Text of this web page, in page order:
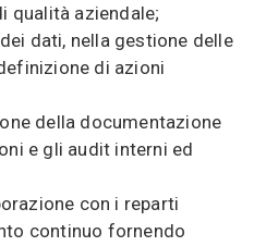
qualità aziendale;
dati, nella gestione delle
di azioni
della documentazione
e gli audit interni ed
con i reparti
continuo fornendo